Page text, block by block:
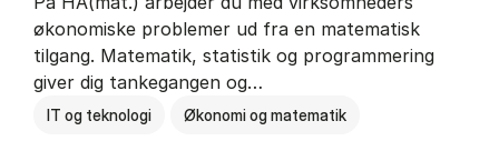
økonomiske problemer ud fra en matematisk
tilgang. Matematik, statistik og programmering
giver dig tankegangen og…
IT og teknologi Økonomi og matematik